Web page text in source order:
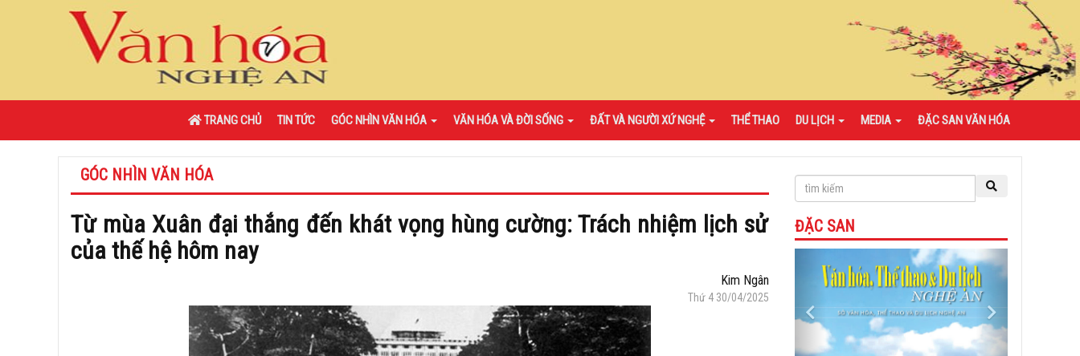
TRANG CHỦ TIN TỨC GÓC NHÌN VĂN HÓA VĂN HÓA VÀ ĐỜI SỐNG ĐẤT VÀ NGƯỜI XỨ NGHỆ THỂ THAO DU LỊCH MEDIA ĐẶC SAN VĂN HÓA
GÓC NHÌN VĂN HÓA
Từ mùa Xuân đại thắng đến khát vọng hùng cường: Trách nhiệm lịch sử
của thế hệ hôm nay
Kim Ngân
Thứ 4 30/04/2025
ĐẶC SAN
Next